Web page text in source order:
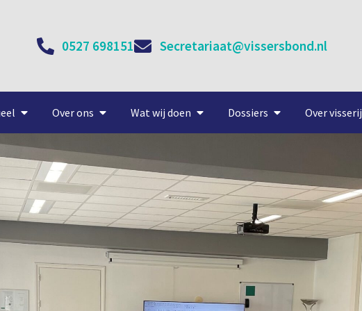
0527 698151 Secretariaat@vissersbond.nl
Over ons Wat wij doen Dossiers Over visserij